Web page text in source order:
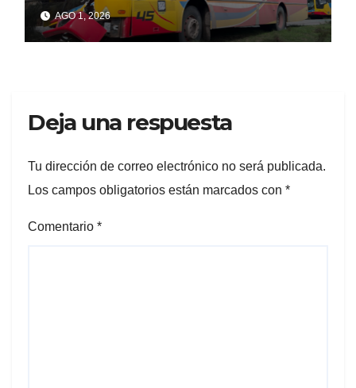
AGO 1, 2026
Deja una respuesta
Tu dirección de correo electrónico no será publicada.
Los campos obligatorios están marcados con *
Comentario *